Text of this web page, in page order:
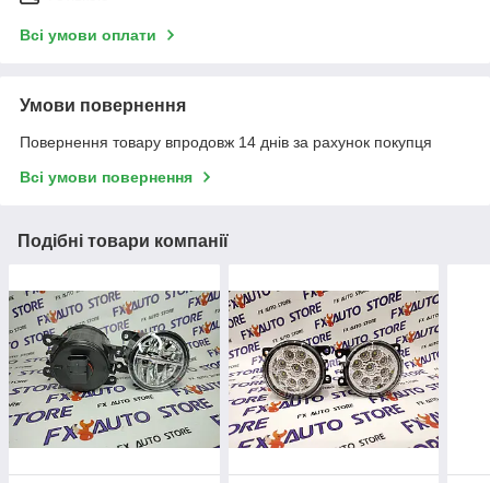
Всі умови оплати
Умови повернення
Повернення товару впродовж 14 днів за рахунок покупця
Всі умови повернення
Подібні товари компанії